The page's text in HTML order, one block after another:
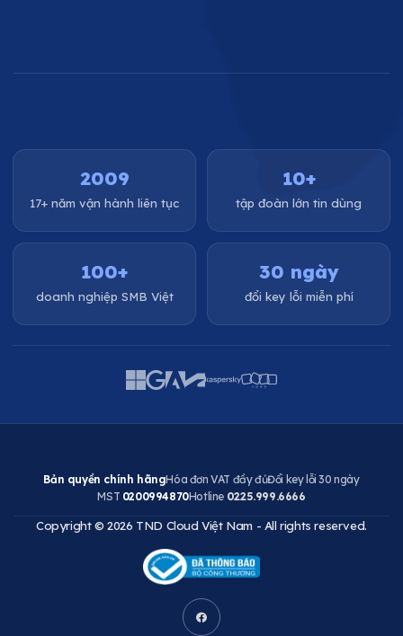
2009
17+ năm vận hành liên tục
10+
tập đoàn lớn tin dùng
100+
doanh nghiệp SMB Việt
30 ngày
đổi key lỗi miễn phí
Bản quyền chính hãngHóa đơn VAT đầy đủĐổi key lỗi 30 ngày
MST 0200994870Hotline 0225.999.6666
Copyright © 2026 TND Cloud Việt Nam - All rights reserved.